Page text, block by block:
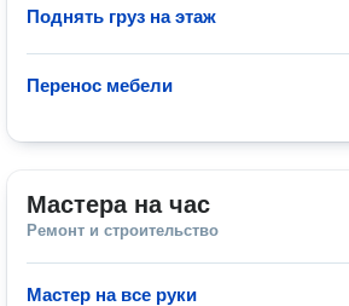
Поднять груз на этаж
Перенос мебели
Мастера на час
Ремонт и строительство
Мастер на все руки